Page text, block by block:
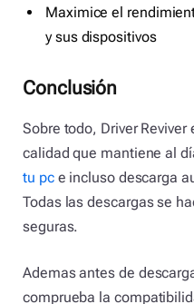
Maximice el
y sus dispositivos
Conclusión
Sobre todo, Driver
calidad que mantiene al
tu pce incluso descarga
Todas las descargas se
seguras.
Ademas antes de
comprueba la